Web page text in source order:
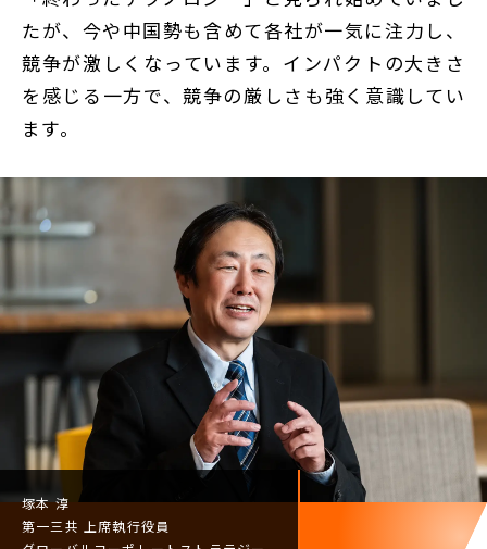
たが、今や中国勢も含めて各社が一気に注力し、
競争が激しくなっています。インパクトの大きさ
を感じる一方で、競争の厳しさも強く意識してい
ます。
塚本 淳
第一三共 上席執行役員